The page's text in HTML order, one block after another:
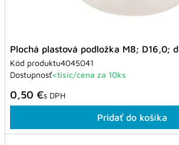
Plochá plastová podložka M8; D16,0;
Kód produktu4045041
Dostupnosť<tisíc/cena za 10ks
0,50 €s DPH
Pridať do košíka